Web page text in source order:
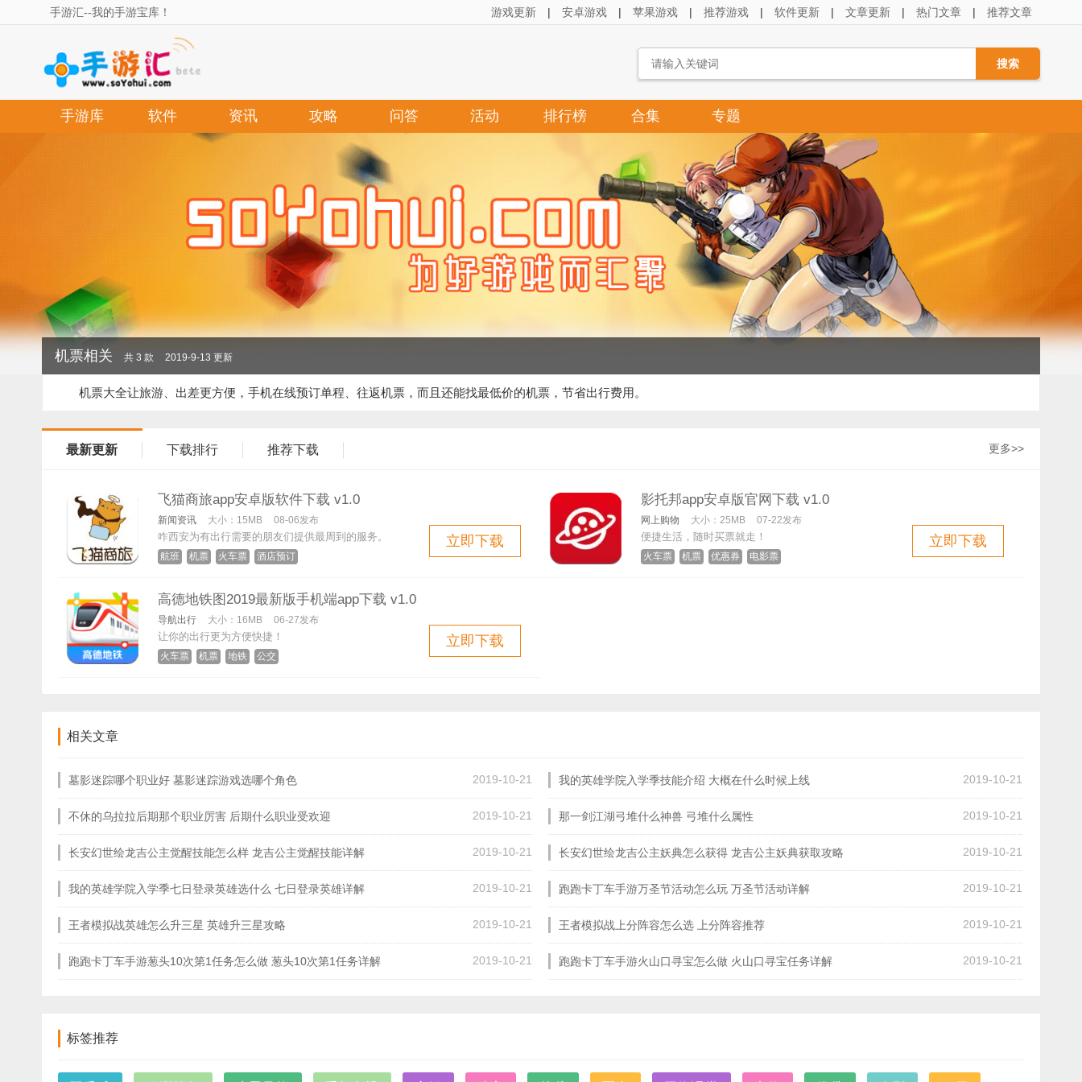
手游汇--我的手游宝库！ 游戏更新 | 安卓游戏 | 苹果游戏 | 推荐游戏 | 软件更新 | 文章更新 | 热门文章 | 推荐文章
手游库 软件 资讯 攻略 问答 活动 排行榜 合集 专题
机票相关 共 3 款 2019-9-13 更新
机票大全让旅游、出差更方便，手机在线预订单程、往返机票，而且还能找最低价的机票，节省出行费用。
最新更新 下载排行 推荐下载 更多>>
飞猫商旅app安卓版软件下载 v1.0
新闻资讯 大小：15MB 08-06发布
咋西安为有出行需要的朋友们提供最周到的服务。
航班 机票 火车票 酒店预订
立即下载
影托邦app安卓版官网下载 v1.0
网上购物 大小：25MB 07-22发布
便捷生活，随时买票就走！
火车票 机票 优惠券 电影票
立即下载
高德地铁图2019最新版手机端app下载 v1.0
导航出行 大小：16MB 06-27发布
让你的出行更为方便快捷！
火车票 机票 地铁 公交
立即下载
相关文章
墓影迷踪哪个职业好 墓影迷踪游戏选哪个角色
2019-10-21
我的英雄学院入学季技能介绍 大概在什么时候上线
2019-10-21
不休的乌拉拉后期那个职业厉害 后期什么职业受欢迎
2019-10-21
那一剑江湖弓堆什么神兽 弓堆什么属性
2019-10-21
长安幻世绘龙吉公主觉醒技能怎么样 龙吉公主觉醒技能详解
2019-10-21
长安幻世绘龙吉公主妖典怎么获得 龙吉公主妖典获取攻略
2019-10-21
我的英雄学院入学季七日登录英雄选什么 七日登录英雄详解
2019-10-21
跑跑卡丁车手游万圣节活动怎么玩 万圣节活动详解
2019-10-21
王者模拟战英雄怎么升三星 英雄升三星攻略
2019-10-21
王者模拟战上分阵容怎么选 上分阵容推荐
2019-10-21
跑跑卡丁车手游葱头10次第1任务怎么做 葱头10次第1任务详解
2019-10-21
跑跑卡丁车手游火山口寻宝怎么做 火山口寻宝任务详解
2019-10-21
标签推荐